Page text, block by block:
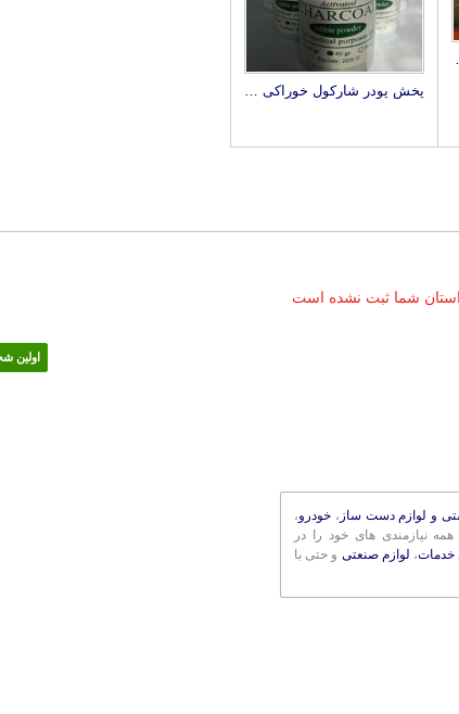
شما ثبت نشده است
اولین
و لوازم دست ساز ، خودرو،
نیازمندی های خود را در
خدمات، لوازم صنعتی و حتی با